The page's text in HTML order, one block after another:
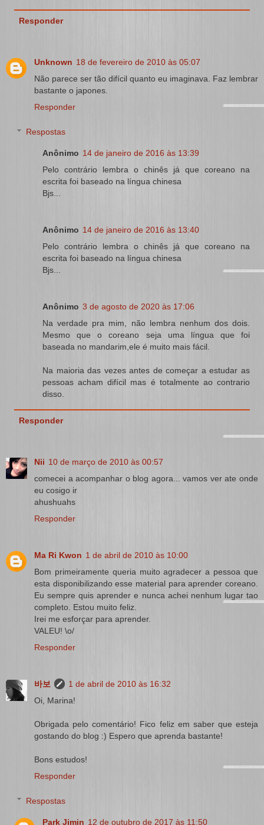
Responder
Unknown 18 de fevereiro de 2010 às 05:07
Não parece ser tão difícil quanto eu imaginava. Faz lembrar
bastante o japones.
Responder
Respostas
Anônimo 14 de janeiro de 2016 às 13:39
Pelo contrário lembra o chinês já que coreano na
escrita foi baseado na língua chinesa
Bjs...
Anônimo 14 de janeiro de 2016 às 13:40
Pelo contrário lembra o chinês já que coreano na
escrita foi baseado na língua chinesa
Bjs...
Anônimo 3 de agosto de 2020 às 17:06
Na verdade pra mim, não lembra nenhum dos dois.
Mesmo que o coreano seja uma língua que foi
baseada no mandarim,ele é muito mais fácil.
Na maioria das vezes antes de começar a estudar as
pessoas acham difícil mas é totalmente ao contrario
disso.
Responder
Nii 10 de março de 2010 às 00:57
comecei a acompanhar o blog agora... vamos ver ate onde
eu cosigo ir
ahushuahs
Responder
Ma Ri Kwon 1 de abril de 2010 às 10:00
Bom primeiramente queria muito agradecer a pessoa que
esta disponibilizando esse material para aprender coreano.
Eu sempre quis aprender e nunca achei nenhum lugar tao
completo. Estou muito feliz.
Irei me esforçar para aprender.
VALEU! \o/
Responder
바보
1 de abril de 2010 às 16:32
Oi, Marina!
Obrigada pelo comentário! Fico feliz em saber que esteja
gostando do blog :) Espero que aprenda bastante!
Bons estudos!
Responder
Respostas
Park Jimin 12 de outubro de 2017 às 11:50